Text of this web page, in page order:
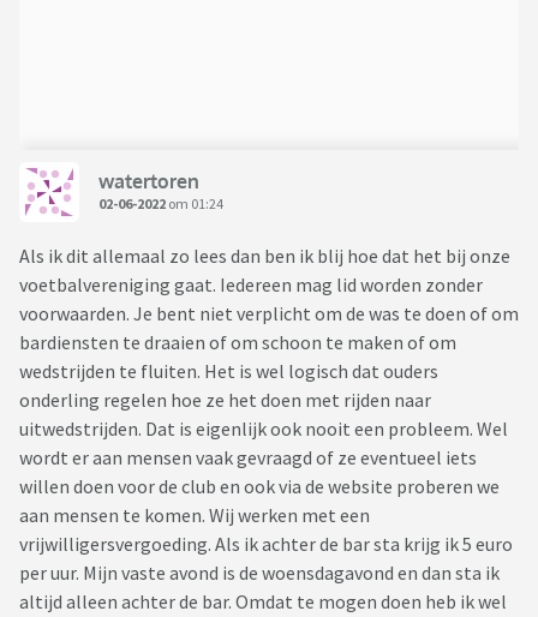
watertoren
02-06-2022 om 01:24
Als ik dit allemaal zo lees dan ben ik blij hoe dat het bij onze
voetbalvereniging gaat. Iedereen mag lid worden zonder
voorwaarden. Je bent niet verplicht om de was te doen of om
bardiensten te draaien of om schoon te maken of om
wedstrijden te fluiten. Het is wel logisch dat ouders
onderling regelen hoe ze het doen met rijden naar
uitwedstrijden. Dat is eigenlijk ook nooit een probleem. Wel
wordt er aan mensen vaak gevraagd of ze eventueel iets
willen doen voor de club en ook via de website proberen we
aan mensen te komen. Wij werken met een
vrijwilligersvergoeding. Als ik achter de bar sta krijg ik 5 euro
per uur. Mijn vaste avond is de woensdagavond en dan sta ik
altijd alleen achter de bar. Omdat te mogen doen heb ik wel